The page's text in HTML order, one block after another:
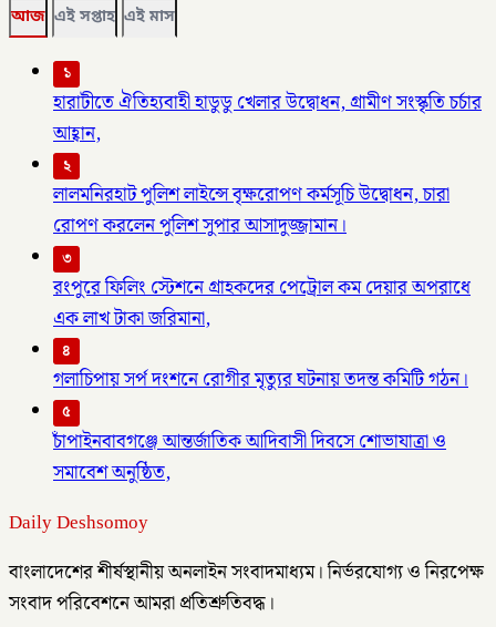
আজ এই সপ্তাহ এই মাস
১
হারাটীতে ঐতিহ্যবাহী হাডুডু খেলার উদ্বোধন, গ্রামীণ সংস্কৃতি চর্চার
আহ্বান,
২
লালমনিরহাট পুলিশ লাইন্সে বৃক্ষরোপণ কর্মসূচি উদ্বোধন, চারা
রোপণ করলেন পুলিশ সুপার আসাদুজ্জামান।
৩
রংপুরে ফিলিং স্টেশনে গ্রাহকদের পেট্রোল কম দেয়ার অপরাধে
এক লাখ টাকা জরিমানা,
৪
গলাচিপায় সর্প দংশনে রোগীর মৃত্যুর ঘটনায় তদন্ত কমিটি গঠন।
৫
চাঁপাইনবাবগঞ্জে আন্তর্জাতিক আদিবাসী দিবসে শোভাযাত্রা ও
সমাবেশ অনুষ্ঠিত,
Daily Deshsomoy
বাংলাদেশের শীর্ষস্থানীয় অনলাইন সংবাদমাধ্যম। নির্ভরযোগ্য ও নিরপেক্ষ
সংবাদ পরিবেশনে আমরা প্রতিশ্রুতিবদ্ধ।